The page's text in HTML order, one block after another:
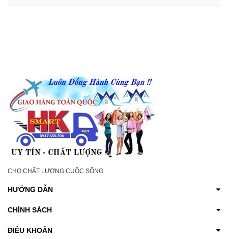
CHO CHẤT LƯỢNG CUỘC SỐNG
HƯỚNG DẪN
CHÍNH SÁCH
ĐIỀU KHOẢN